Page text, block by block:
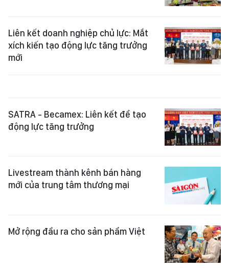
Liên kết doanh nghiệp chủ lực: Mắt
xích kiến tạo động lực tăng trưởng
mới
SATRA - Becamex: Liên kết để tạo
động lực tăng trưởng
Livestream thành kênh bán hàng
mới của trung tâm thương mại
Mở rộng đầu ra cho sản phẩm Việt